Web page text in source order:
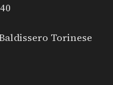
Torinese